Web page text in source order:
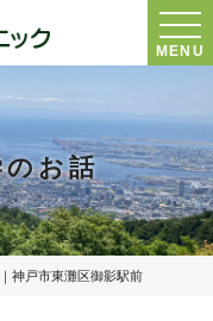
MENU
のお話
神戸市東灘区御影駅前